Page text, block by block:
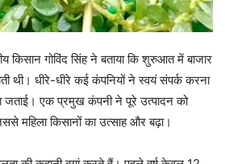
किसान गोविंद सिंह ने बताया कि शुरुआत में बाजार
थी। धीरे-धीरे कई कंपनियों ने स्वयं संपर्क करना
जताई। एक प्रमुख कंपनी ने पूरे उत्पादन को
महिला किसानों का उत्साह और बढ़ा।